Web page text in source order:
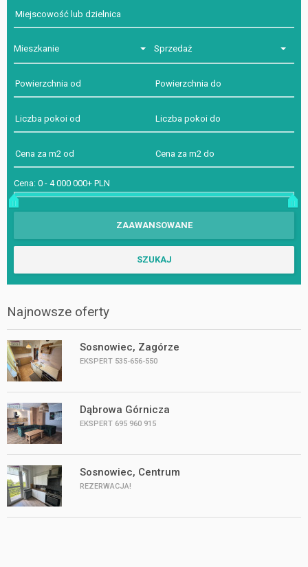
Mieszkanie Sprzedaż
Cena: 0 - 4 000 000+ PLN
Najnowsze oferty
Sosnowiec, Zagórze
EKSPERT 535-656-550
Dąbrowa Górnicza
EKSPERT 695 960 915
Sosnowiec, Centrum
REZERWACJA!